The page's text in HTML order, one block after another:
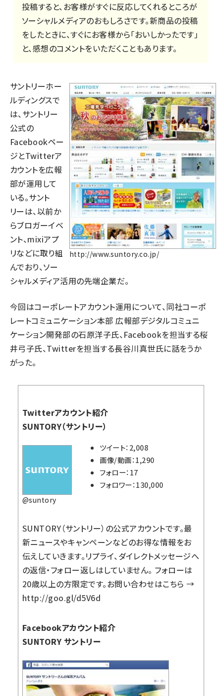
投稿すると、お客様がすぐに反応してくれるところが
ソーシャルメディアのおもしろさです。新商品の投稿
をしたときに、すぐにお客様から「おいしかったです」
と、感想のコメントをいただくこともあります。
http://www.suntory.co.jp/
サントリーホー
ルディングスで
は、サントリー
公式の
Facebookペー
ジとTwitterア
カウントを広報
部が運用して
いる。サント
リーは、以前か
らブロガーイベ
ント、mixiアプ
リなどに取り組
んでおり、ソー
シャルメディア活用の先端企業だ。
今回はコーポレートアカウント運用について、同社コーポ
レートコミュニケーション本部 広報部デジタルコミュニ
ケーション開発部の石原洋子氏、Facebookを担当する桜
井弓子氏、Twitterを担当する長谷川真世氏に話をうか
がった。
Twitterアカウント紹介
SUNTORY（サントリー）
@suntory
ツイート：2,008
画像/動画：1,290
フォロー：17
フォロワー：130,000
SUNTORY（サントリー）の公式アカウントです。最
新ニュースやキャンペーンなどのお得な情報をお
伝えしていきます。リプライ、ダイレクトメッセージへ
の返信・フォロー返しはしていません。 フォローは
20歳以上の方限定です。お問い合わせはこちら →
http://goo.gl/d5V6d
Facebookアカウント紹介
SUNTORY サントリー